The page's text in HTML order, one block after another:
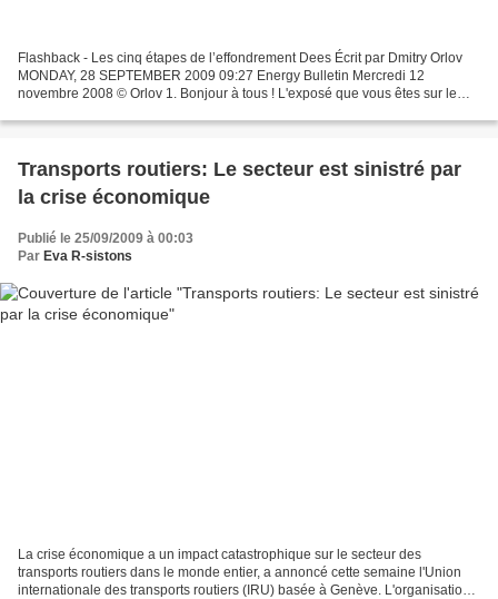
Flashback - Les cinq étapes de l’effondrement Dees Écrit par Dmitry Orlov
MONDAY, 28 SEPTEMBER 2009 09:27 Energy Bulletin Mercredi 12
novembre 2008 © Orlov 1. Bonjour à tous ! L'exposé que vous êtes sur le
Transports routiers: Le secteur est sinistré par
la crise économique
Publié le 25/09/2009 à 00:03
Par Eva R-sistons
La crise économique a un impact catastrophique sur le secteur des
transports routiers dans le monde entier, a annoncé cette semaine l'Union
internationale des transports routiers (IRU) basée à Genève. L'organisation